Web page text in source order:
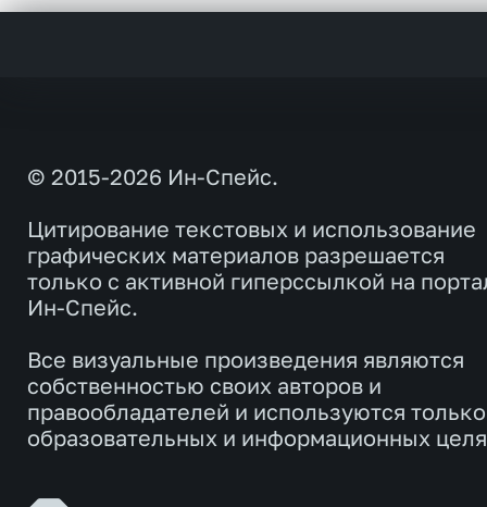
© 2015-2026 Ин-Спейс.
Цитирование текстовых и использование
графических материалов разрешается
только с активной гиперссылкой на
Ин-Спейс.
Все визуальные произведения являются
собственностью своих авторов и
правообладателей и используются
образовательных и информационных